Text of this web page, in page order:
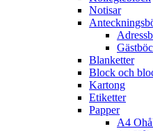
Notisar
Blanketter
Block och
Kartong
Etiketter
Papper
A4